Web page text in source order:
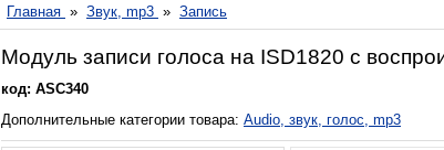
Главная » Звук, mp3 » Запись
Модуль записи голоса на ISD1820 с
код: ASC340
Дополнительные категории товара: Audio, звук, голос, mp3